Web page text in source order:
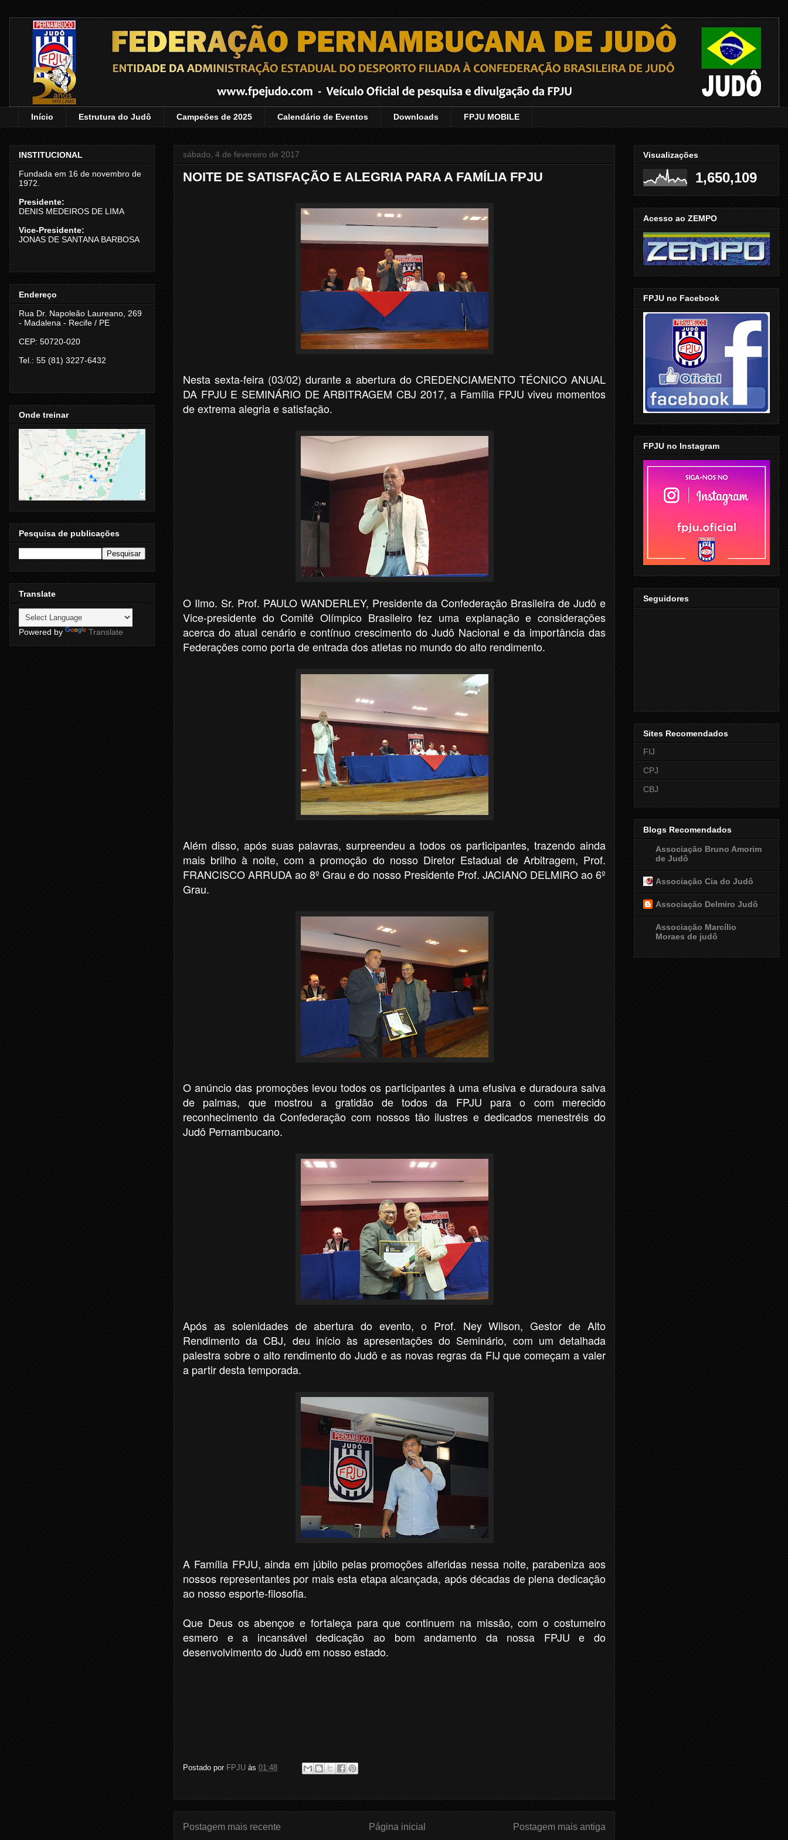
Início Estrutura do Judô Campeões de 2025 Calendário de Eventos Downloads FPJU MOBILE
sábado, 4 de fevereiro de 2017
NOITE DE SATISFAÇÃO E ALEGRIA PARA A FAMÍLIA FPJU
Nesta sexta-feira (03/02) durante a abertura do CREDENCIAMENTO TÉCNICO ANUAL
DA FPJU E SEMINÁRIO DE ARBITRAGEM CBJ 2017, a Família FPJU viveu momentos
de extrema alegria e satisfação.
O Ilmo. Sr. Prof. PAULO WANDERLEY, Presidente da Confederação Brasileira de Judô e
Vice-presidente do Comitê Olímpico Brasileirofez uma explanação e considerações
acerca do atual cenário e contínuo crescimento do Judô Nacional e da importância das
Federações como porta de entrada dos atletas no mundo do alto rendimento.
Além disso, após suas palavras, surpreendeu a todos os participantes, trazendo ainda
mais brilho à noite, com a promoção do nosso Diretor Estadual de Arbitragem, Prof.
FRANCISCO ARRUDA ao 8º Grau edo nosso Presidente Prof. JACIANO DELMIRO ao 6º
Grau.
O anúncio das promoções levou todos os participantes à uma efusiva e duradoura salva
de palmas, que mostrou a gratidão de todos da FPJU para o com merecido
reconhecimento da Confederação com nossos tão ilustres e dedicados menestréis do
Judô Pernambucano.
Após as solenidades de abertura do evento, o Prof. Ney Wilson, Gestor de Alto
Rendimento da CBJ, deu início às apresentações do Seminário, com um detalhada
palestra sobre o alto rendimento do Judô e as novas regras da FIJ que começam a valer
a partir desta temporada.
A Família FPJU, ainda em júbilo pelas promoções alferidas nessa noite, parabeniza aos
nossos representantes por mais esta etapa alcançada, após décadas de plena dedicação
ao nosso esporte-filosofia.
Que Deus os abençoe e fortaleça para que continuem na missão, com o costumeiro
esmero e a incansável dedicação ao bom andamento da nossa FPJU e do
desenvolvimento do Judô em nosso estado.
Postado por FPJU às 01:48
Postagem mais recente Postagem mais antiga
Página inicial
INSTITUCIONAL
Fundada em 16 de novembro de
1972.
Presidente:
DENIS MEDEIROS DE LIMA
Vice-Presidente:
JONAS DE SANTANA BARBOSA
Endereço
Rua Dr. Napoleão Laureano, 269
- Madalena - Recife / PE
CEP: 50720-020
Tel.: 55 (81) 3227-6432
Onde treinar
Pesquisa de publicações
Translate
Powered by Translate
Visualizações
1,650,109
Acesso ao ZEMPO
FPJU no Facebook
FPJU no Instagram
Seguidores
Sites Recomendados
FIJ
CPJ
CBJ
Blogs Recomendados
Associação Bruno Amorim
de Judô
Associação Cia do Judô
Associação Delmiro Judô
Associação Marcílio
Moraes de judô